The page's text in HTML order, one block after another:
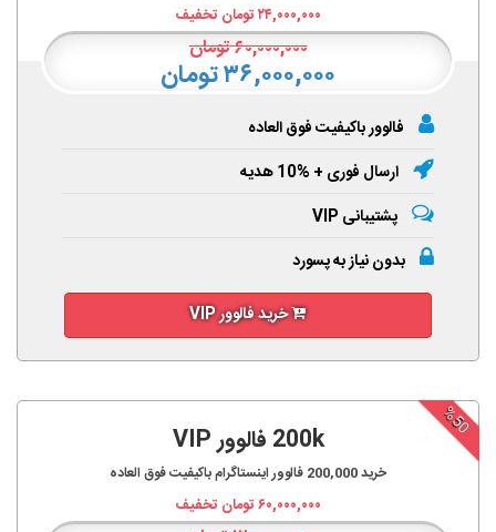
۲۴,۰۰۰,۰۰۰تومان تخفیف
۶۰,۰۰۰,۰۰۰تومان
۳۶,۰۰۰,۰۰۰ تومان
فالوور باکیفیت فوق العاده
ارسال فوری + %10 هدیه
پشتیبانی VIP
بدون نیاز به پسورد
خرید فالوور VIP
%50
200k فالوور VIP
خرید200,000 فالوور اینستاگرام باکیفیت فوق العاده
۶۰,۰۰۰,۰۰۰تومان تخفیف